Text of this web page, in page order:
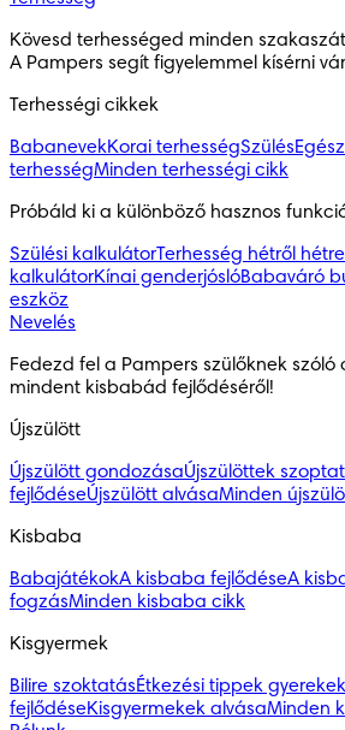
Kövesd terhességed minden
A Pampers segít figyelemmel kísérni
Terhességi cikkek
BabanevekKorai terhességSzülés
terhességMinden terhességi cikk
Próbáld ki a különböző hasznos
Szülési kalkulátorTerhesség hétről hétre
kalkulátorKínai genderjóslóBabaváró
eszköz
Nevelés
Fedezd fel a Pampers szülőknek szóló
mindent kisbabád fejlődéséről!
Újszülött
Újszülött gondozásaÚjszülöttek
fejlődéseÚjszülött alvásaMinden
Kisbaba
BabajátékokA kisbaba fejlődéseA
fogzásMinden kisbaba cikk
Kisgyermek
Bilire szoktatásÉtkezési tippek
fejlődéseKisgyermekek alvásaMinden